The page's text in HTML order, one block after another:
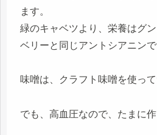
ます。
緑のキャベツより、栄養はグ
ベリーと同じアントシアニンで
味噌は、クラフト味噌を使って
でも、高血圧なので、たまに作